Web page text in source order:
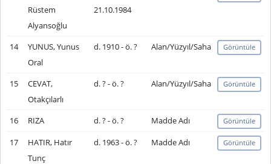
Rüstem
Alyansoğlu
21.10.1984
14
YUNUS, Yunus
Oral
d. 1910 - ö. ? Alan/Yüzyıl/Saha Görüntüle
15
CEVAT,
Otakçılarlı
d. ? - ö. ? Alan/Yüzyıl/Saha Görüntüle
16 RIZA d. ? - ö. ? Madde Adı Görüntüle
17
HATIR, Hatır
Tunç
d. 1963 - ö. ? Madde Adı Görüntüle